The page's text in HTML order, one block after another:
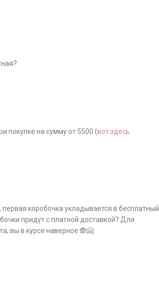
покупке на сумму от 5500 (вот здесь
коробочка укладывается в бесплатный
придут с платной доставкой? Для
вы в курсе наверное 🙈🤗